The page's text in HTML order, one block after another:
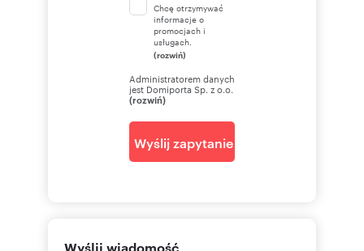
Chcę otrzymywać
informacje o
promocjach i
usługach.
(rozwiń)
Administratorem danych
jest Domiporta Sp. z o.o.
(rozwiń)
Wyślij zapytanie
Wyślij wiadomość